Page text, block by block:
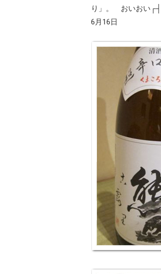
り」。 おいおい
6月16日